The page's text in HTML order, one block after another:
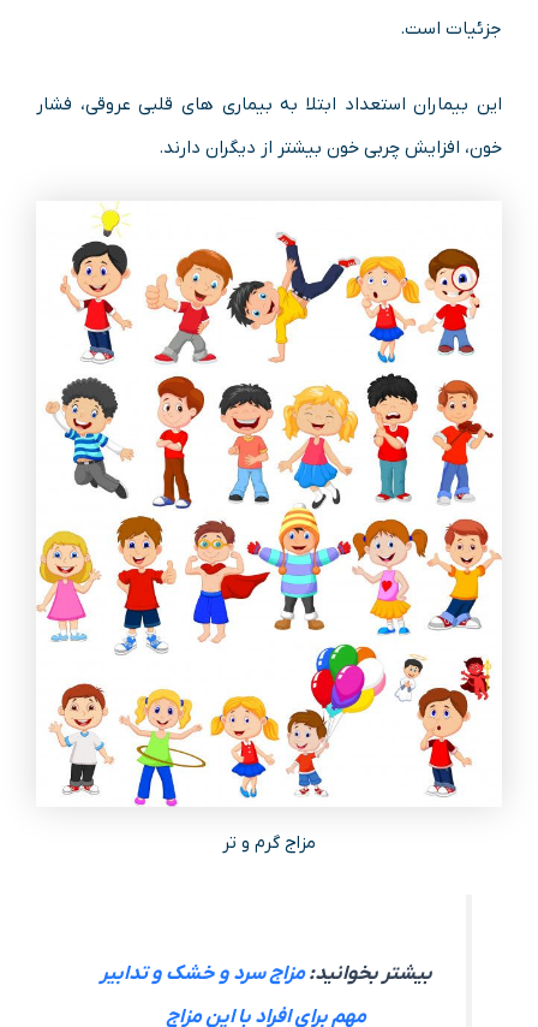
جزئیات است.
این بیماران استعداد ابتلا به بیماری های قلبی عروقی، فشار
خون، افزایش چربی خون بیشتر از دیگران دارند.
مزاج گرم و تر
بیشتر بخوانید:مزاج سرد و خشک و تدابیر
مهم برای افراد با این مزاج